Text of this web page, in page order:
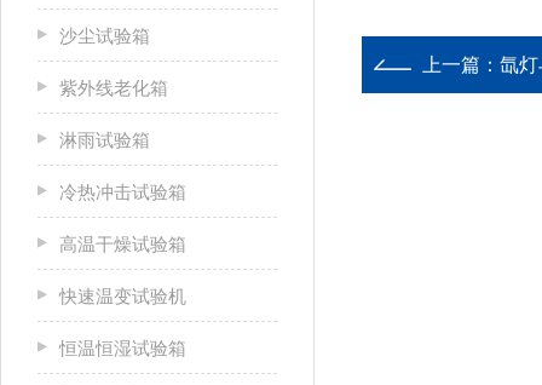
沙尘试验箱
紫外线老化箱
淋雨试验箱
冷热冲击试验箱
高温干燥试验箱
快速温变试验机
恒温恒湿试验箱
上一篇： 氙